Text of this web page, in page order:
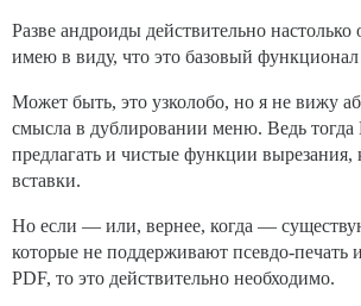
Разве андроиды действительно
имею в виду, что это базовый
Может быть, это узколобо, но я не вижу
смысла в дублировании меню. Ведь тогда
предлагать и чистые функции вырезания,
вставки.
Но если — или, вернее, когда —
которые не поддерживают псевдо-печать
PDF, то это действительно необходимо.